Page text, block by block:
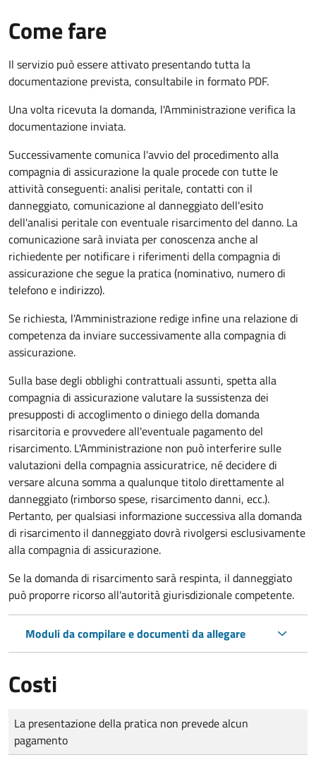
Come fare
Il servizio può essere attivato presentando tutta la
documentazione prevista, consultabile in formato PDF.
Una volta ricevuta la domanda, l'Amministrazione verifica la
documentazione inviata.
Successivamente comunica l'avvio del procedimento alla
compagnia di assicurazione la quale procede con tutte le
attività conseguenti: analisi peritale, contatti con il
danneggiato, comunicazione al danneggiato dell'esito
dell'analisi peritale con eventuale risarcimento del danno. La
comunicazione sarà inviata per conoscenza anche al
richiedente per notificare i riferimenti della compagnia di
assicurazione che segue la pratica (nominativo, numero di
telefono e indirizzo).
Se richiesta, l'Amministrazione redige infine una relazione di
competenza da inviare successivamente alla compagnia di
assicurazione.
Sulla base degli obblighi contrattuali assunti, spetta alla
compagnia di assicurazione valutare la sussistenza dei
presupposti di accoglimento o diniego della domanda
risarcitoria e provvedere all'eventuale pagamento del
risarcimento. L'Amministrazione non può interferire sulle
valutazioni della compagnia assicuratrice, né decidere di
versare alcuna somma a qualunque titolo direttamente al
danneggiato (rimborso spese, risarcimento danni, ecc.).
Pertanto, per qualsiasi informazione successiva alla domanda
di risarcimento il danneggiato dovrà rivolgersi esclusivamente
alla compagnia di assicurazione.
Se la domanda di risarcimento sarà respinta, il danneggiato
può proporre ricorso all'autorità giurisdizionale competente.
Moduli da compilare e documenti da allegare
Costi
Tipo di pagamento
Importo
La presentazione della pratica non prevede alcun
pagamento